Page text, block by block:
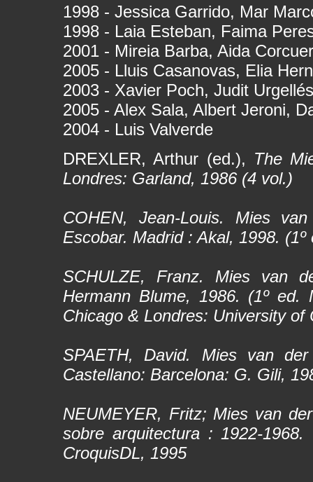
1998 - Jessica Garrido, Mar
1998 - Laia Esteban, Faima
2001 - Mireia Barba, Aida
2005 - Lluis Casanovas, Elia
2003 - Xavier Poch, Judit Urgellés
2005 - Alex Sala, Albert Jeroni,
2004 - Luis Valverde
DREXLER, Arthur (ed.), The
Londres: Garland, 1986 (4 vol.)
COHEN, Jean-Louis. Mies
Escobar. Madrid : Akal, 1998.
SCHULZE, Franz. Mies van
Hermann Blume, 1986. (1º
Chicago & Londres: University of
SPAETH, David. Mies van der
Castellano: Barcelona: G. Gili,
NEUMEYER, Fritz; Mies van
sobre arquitectura : 1922-1968.
CroquisDL, 1995